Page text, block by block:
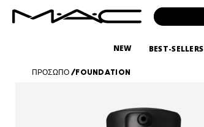
NEW BEST-SELLERS
ΠΡΟΣΩΠΟ / FOUNDATION